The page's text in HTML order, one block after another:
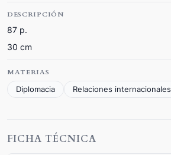
DESCRIPCIÓN
87 p.
30 cm
MATERIAS
Diplomacia
Relaciones internacionales
FICHA TÉCNICA